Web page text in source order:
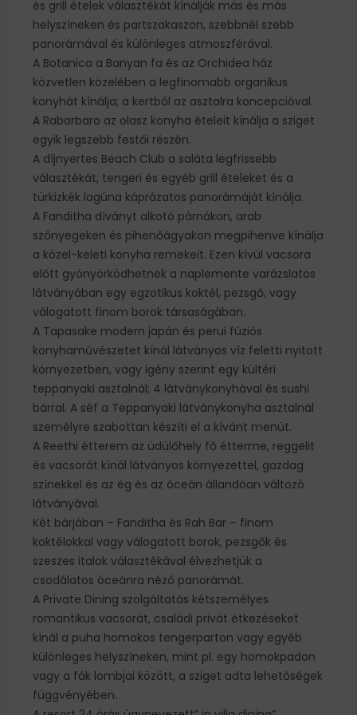
és grill ételek választékát kínálják más és más
helyszíneken és partszakaszon, szebbnél szebb
panorámával és különleges atmoszférával.
A Botanica a Banyan fa és az Orchidea ház
közvetlen közelében a legfinomabb organikus
konyhát kínálja; a kertből az asztalra koncepcióval.
A Rabarbaro az olasz konyha ételeit kínálja a sziget
egyik legszebb festői részén.
A díjnyertes Beach Club a saláta legfrissebb
választékát, tengeri és egyéb grill ételeket és a
türkizkék lagúna káprázatos panorámáját kínálja.
A Fanditha díványt alkotó párnákon, arab
szőnyegeken és pihenőágyakon megpihenve kínálja
a közel-keleti konyha remekeit. Ezen kívül vacsora
előtt gyönyörködhetnek a naplemente varázslatos
látványában egy egzotikus koktél, pezsgő, vagy
válogatott finom borok társaságában.
A Tapasake modern japán és perui fúziós
konyhaművészetet kínál látványos víz feletti nyitott
környezetben, vagy igény szerint egy kültéri
teppanyaki asztalnál; 4 látványkonyhával és sushi
bárral. A séf a Teppanyaki látványkonyha asztalnál
személyre szabottan készíti el a kívánt menüt.
A Reethi étterem az üdülőhely fő étterme, reggelit
és vacsorát kínál látványos környezettel, gazdag
színekkel és az ég és az óceán állandóan változó
látványával.
Két bárjában – Fanditha és Rah Bar – finom
koktélokkal vagy válogatott borok, pezsgők és
szeszes italok választékával élvezhetjük a
csodálatos óceánra néző panorámát.
A Private Dining szolgáltatás kétszemélyes
romantikus vacsorát, családi privát étkezéseket
kínál a puha homokos tengerparton vagy egyéb
különleges helyszíneken, mint pl. egy homokpadon
vagy a fák lombjai között, a sziget adta lehetőségek
függvényében.